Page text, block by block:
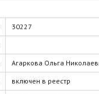
30227
Агаркова Ольга
включен в реестр